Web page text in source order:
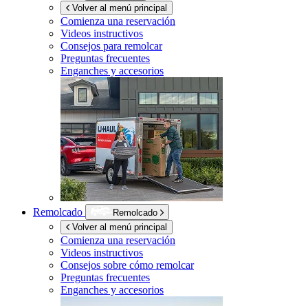
Volver al menú principal
Comienza una reservación
Videos instructivos
Consejos para remolcar
Preguntas frecuentes
Enganches y accesorios
Remolcado
Remolcado
Volver al menú principal
Comienza una reservación
Videos instructivos
Consejos sobre cómo remolcar
Preguntas frecuentes
Enganches y accesorios